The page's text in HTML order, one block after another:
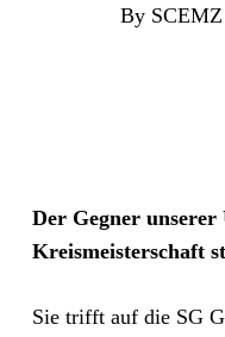
By SCEMZ
Der Gegner
Kreismeisterschaft
Sie trifft auf die SG